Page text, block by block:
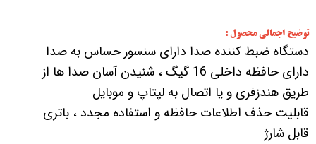
توضیح اجمالی محصول :
دستگاه ضبط کننده صدا دارای سنسور حساس به صدا
دارای حافظه داخلی 16 گیگ ، شنیدن آسان صدا ها از
طریق هندزفری و یا اتصال به لپتاپ و موبایل
قابلیت حذف اطلاعات حافظه و استفاده مجدد ، باتری
قابل شارژ